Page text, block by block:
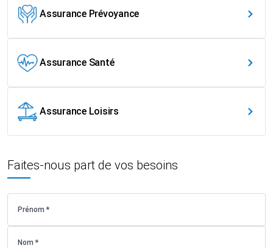
Assurance Prévoyance
Assurance Santé
Assurance Loisirs
Faites-nous part de vos besoins